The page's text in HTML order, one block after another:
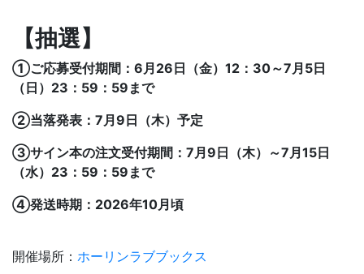
【抽選】
①ご応募受付期間：6月26日（金）12：30～7月5日
（日）23：59：59まで
②当落発表：7月9日（木）予定
③サイン本の注文受付期間：7月9日（木）～7月15日
（水）23：59：59まで
④発送時期：2026年10月頃
開催場所： ホーリンラブブックス